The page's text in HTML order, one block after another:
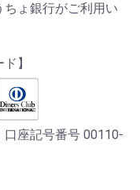
ょ銀行がご利用い
】
口座記号番号 00110-